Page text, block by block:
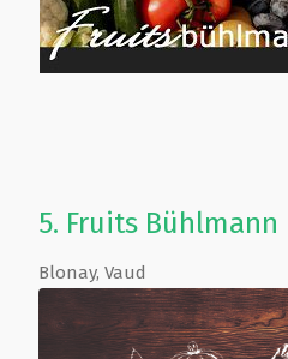
5. Fruits Bühlmann
Blonay, Vaud